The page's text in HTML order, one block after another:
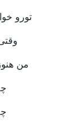
تورو
من